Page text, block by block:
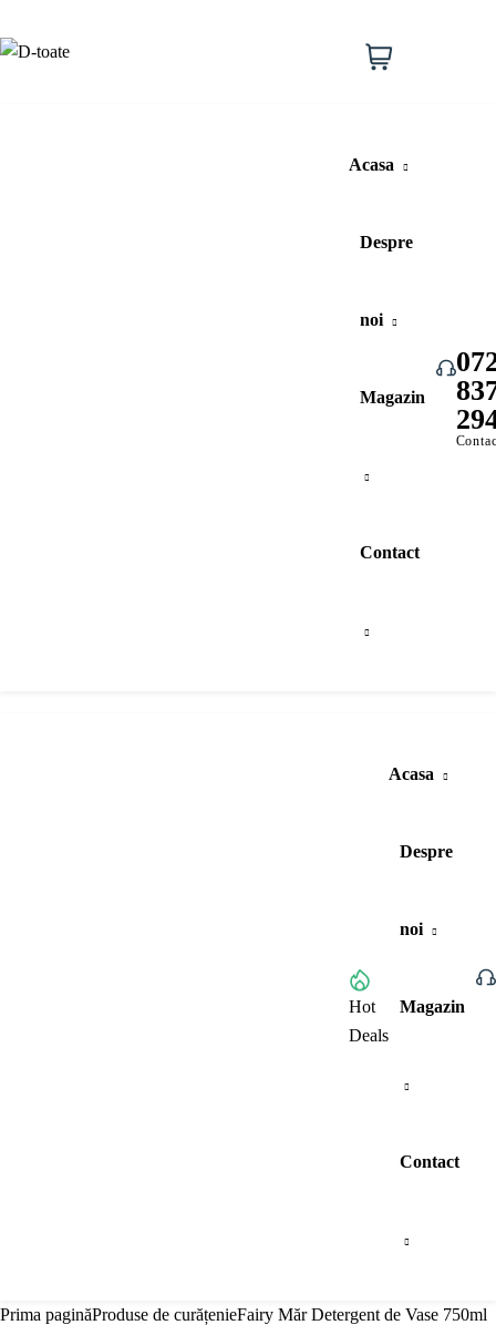
0
Acasa
Despre
noi
Magazin
Contact
Hot
Deals
Acasa
Despre
noi
Magazin
Contact
Prima paginăProduse de curățenieFairy Măr Detergent de Vase 750ml